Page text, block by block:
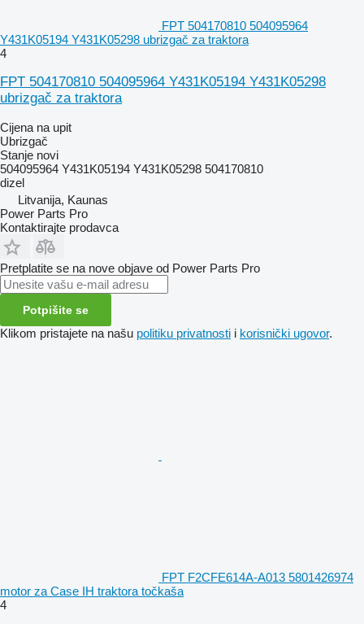
FPT 504170810 504095964
Y431K05194 Y431K05298 ubrizgač za traktora
4
FPT 504170810 504095964 Y431K05194 Y431K05298
ubrizgač za traktora
Cijena na upit
Ubrizgač
Stanje novi
504095964 Y431K05194 Y431K05298 504170810
dizel
Litvanija, Kaunas
Power Parts Pro
Kontaktirajte prodavca
Pretplatite se na nove objave od Power Parts Pro
Potpišite se
Klikom pristajete na našu politiku privatnosti i korisnički ugovor.
FPT F2CFE614A-A013 5801426974
motor za Case IH traktora točkaša
4